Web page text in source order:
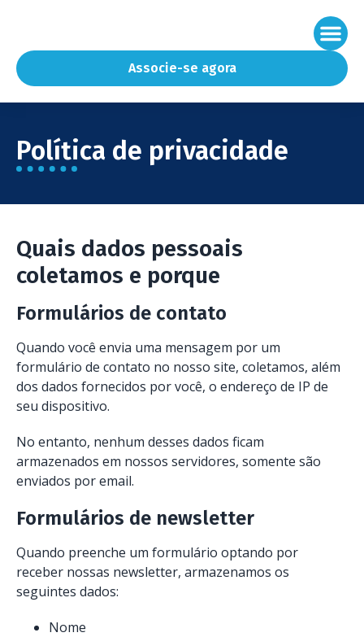
Associe-se agora
Política de privacidade
Quais dados pessoais
coletamos e porque
Formulários de contato
Quando você envia uma mensagem por um
formulário de contato no nosso site, coletamos, além
dos dados fornecidos por você, o endereço de IP de
seu dispositivo.
No entanto, nenhum desses dados ficam
armazenados em nossos servidores, somente são
enviados por email.
Formulários de newsletter
Quando preenche um formulário optando por
receber nossas newsletter, armazenamos os
seguintes dados:
Nome